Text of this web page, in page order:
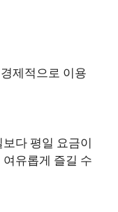
제적으로 이용
다 평일 요금이
유롭게 즐길 수